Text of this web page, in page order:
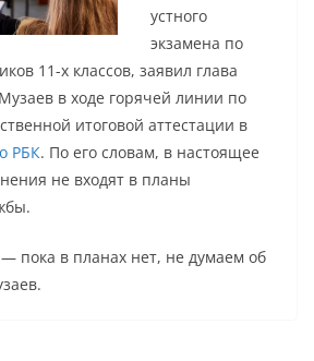
устного
экзамена по
11-х классов, заявил глава
в ходе горячей линии по
итоговой аттестации в
РБК. По его словам, в настоящее
не входят в планы
пока в планах нет, не думаем об